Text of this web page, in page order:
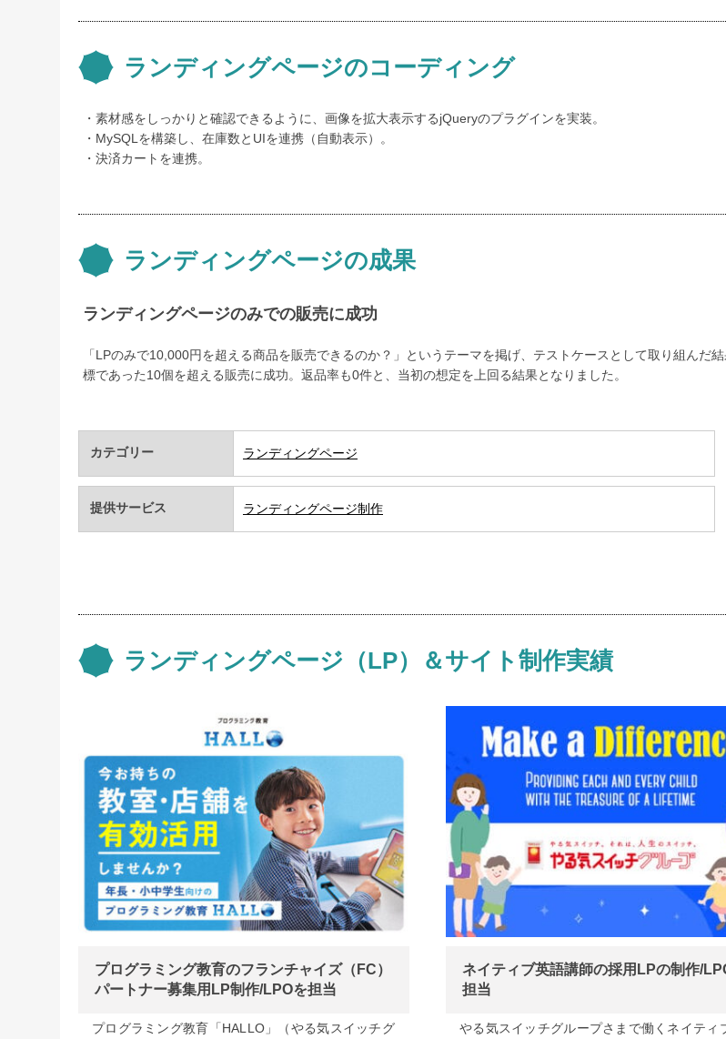
ランディングページのコーディング
素材感をしっかりと確認できるように、画像を拡大表示するjQueryのプラグインを実装。
MySQLを構築し、在庫数とUIを連携（自動表示）。
決済カートを連携。
ランディングページの成果
ランディングページのみでの販売に成功
「LPのみで10,000円を超える商品を販売できるのか？」というテーマを掲げ、テストケースとして取り組んだ結
標であった10個を超える販売に成功。返品率も0件と、当初の想定を上回る結果となりました。
カテゴリー ランディングページ
提供サービス ランディングページ制作
ランディングページ（LP）＆サイト制作実績
プログラミング教育のフランチャイズ（FC）
パートナー募集用LP制作/LPOを担当
プログラミング教育「HALLO」（やる気スイッチグ
ネイティブ英語講師の採用LPの制作/
担当
やる気スイッチグループさまで働くネイティ